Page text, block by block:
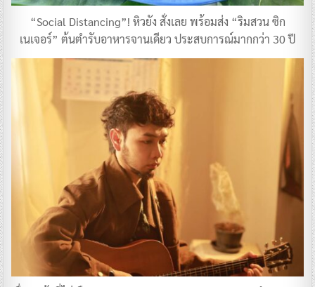
“Social Distancing”! หิวยัง สั่งเลย พร้อมส่ง “ริมสวน ซิก
เนเจอร์” ต้นตำรับอาหารจานเดียว ประสบการณ์มากกว่า 30 ปี